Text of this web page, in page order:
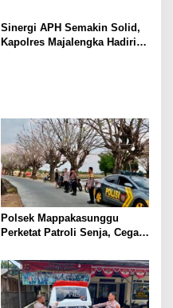
Kemerdekaan RI
Sinergi APH Semakin Solid,
Kapolres Majalengka Hadiri
Polsek Mappakasunggu
Perketat Patroli Senja, Cegah
Ketertiban Warga